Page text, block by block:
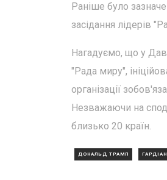
Раніше було
засідання лідерів
Нагадуємо, що у
"Рада миру",
організації
Незважаючи на
близько 20 країн.
ДОНАЛЬД ТРАМП ГАРДІАН